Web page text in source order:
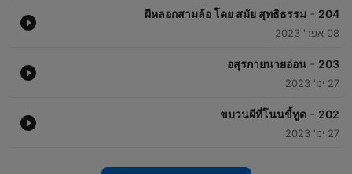
204
-
ผีหลอกสามล้อ โดย สมัย สุทธิธรรม
08 אפר' 2023
203
-
อสุรกายนายอ่อน
27 ינו' 2023
202
-
ขบวนผีที่โนนขี้ทูด
27 ינו' 2023